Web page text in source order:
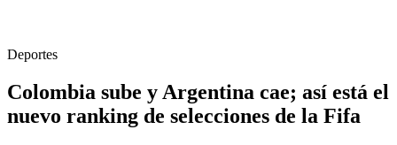
Deportes
Colombia sube y Argentina cae; así está el
nuevo ranking de selecciones de la Fifa